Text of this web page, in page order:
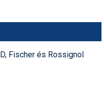
Fischer és Rossignol